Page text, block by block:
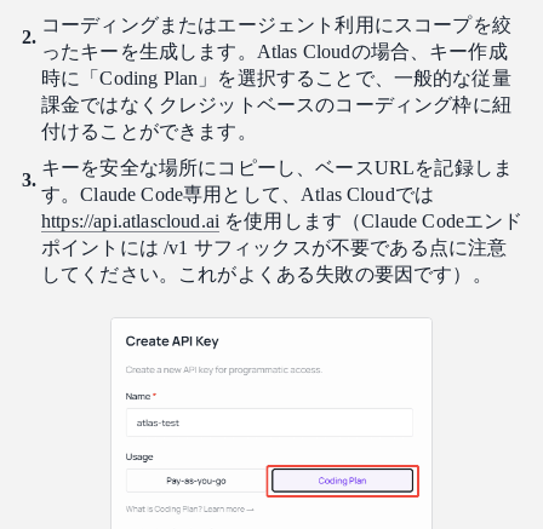
コーディングまたはエージェント利用にスコープを絞
ったキーを生成します。Atlas Cloudの場合、キー作成
時に「Coding Plan」を選択することで、一般的な従量
課金ではなくクレジットベースのコーディング枠に紐
付けることができます。
キーを安全な場所にコピーし、ベースURLを記録しま
す。Claude Code専用として、Atlas Cloudでは
https://api.atlascloud.ai を使用します（Claude Codeエンド
ポイントには /v1 サフィックスが不要である点に注意
してください。これがよくある失敗の要因です）。